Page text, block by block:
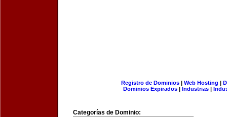
Registro de Dominios| Web Hosting |
Dominios Expirados | Industrias |
Categorías de Dominio: